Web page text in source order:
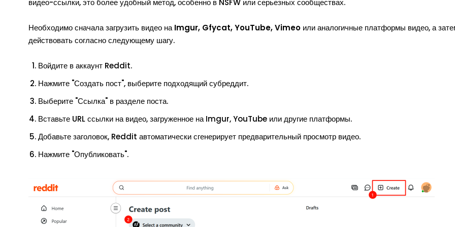
видео-ссылки, это более удобный метод, особенно в NSFW или серьезных сообществах.
Необходимо сначала загрузить видео наImgur, Gfycat, YouTube, Vimeo или аналогичные платформы видео, а
действовать согласно следующему шагу.
Войдите в аккаунт Reddit.
Нажмите "Создать пост", выберите подходящий субреддит.
Выберите "Ссылка" в разделе поста.
Вставьте URL ссылки на видео, загруженное на Imgur, YouTube или другие платформы.
Добавьте заголовок, Reddit автоматически сгенерирует предварительный просмотр видео.
Нажмите "Опубликовать".